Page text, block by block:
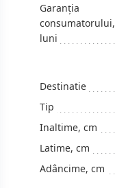
Garanția
consumatorului,
luni
Destinatie
Tip
Inaltime, cm
Latime, cm
Adâncime, cm